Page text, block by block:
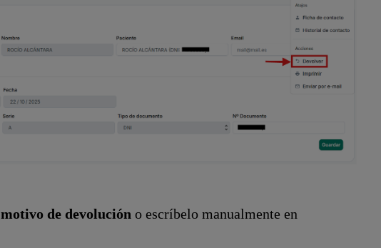
motivo de devolución o escríbelo manualmente en